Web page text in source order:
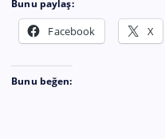
Bunu paylaş:
Facebook X
Bunu beğen: